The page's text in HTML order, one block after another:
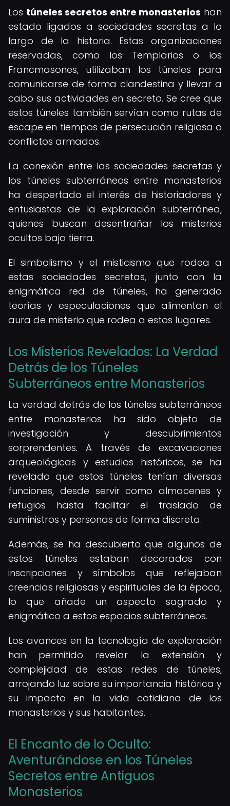
Los túneles secretos entre monasterios han
estado ligados a sociedades secretas a lo
largo de la historia. Estas organizaciones
reservadas, como los Templarios o los
Francmasones, utilizaban los túneles para
comunicarse de forma clandestina y llevar a
cabo sus actividades en secreto. Se cree que
estos túneles también servían como rutas de
escape en tiempos de persecución religiosa o
conflictos armados.
La conexión entre las sociedades secretas y
los túneles subterráneos entre monasterios
ha despertado el interés de historiadores y
entusiastas de la exploración subterránea,
quienes buscan desentrañar los misterios
ocultos bajo tierra.
El simbolismo y el misticismo que rodea a
estas sociedades secretas, junto con la
enigmática red de túneles, ha generado
teorías y especulaciones que alimentan el
aura de misterio que rodea a estos lugares.
Los Misterios Revelados: La Verdad
Detrás de los Túneles
Subterráneos entre Monasterios
La verdad detrás de los túneles subterráneos
entre monasterios ha sido objeto de
investigación y descubrimientos
sorprendentes. A través de excavaciones
arqueológicas y estudios históricos, se ha
revelado que estos túneles tenían diversas
funciones, desde servir como almacenes y
refugios hasta facilitar el traslado de
suministros y personas de forma discreta.
Además, se ha descubierto que algunos de
estos túneles estaban decorados con
inscripciones y símbolos que reflejaban
creencias religiosas y espirituales de la época,
lo que añade un aspecto sagrado y
enigmático a estos espacios subterráneos.
Los avances en la tecnología de exploración
han permitido revelar la extensión y
complejidad de estas redes de túneles,
arrojando luz sobre su importancia histórica y
su impacto en la vida cotidiana de los
monasterios y sus habitantes.
El Encanto de lo Oculto:
Aventurándose en los Túneles
Secretos entre Antiguos
Monasterios